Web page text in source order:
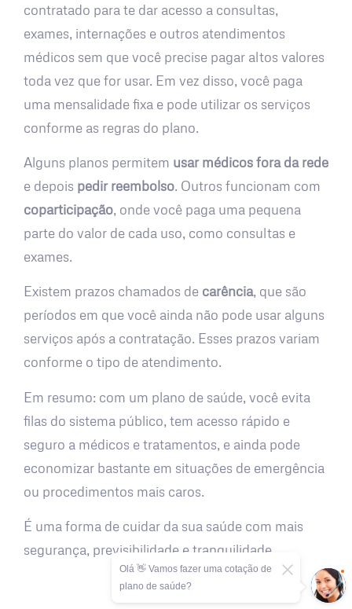
contratado para te dar acesso a consultas,
exames, internações e outros atendimentos
médicos sem que você precise pagar altos valores
toda vez que for usar. Em vez disso, você paga
uma mensalidade fixa e pode utilizar os serviços
conforme as regras do plano.
Alguns planos permitem usar médicos fora da rede
e depois pedir reembolso. Outros funcionam com
coparticipação, onde você paga uma pequena
parte do valor de cada uso, como consultas e
exames.
Existem prazos chamados de carência, que são
períodos em que você ainda não pode usar alguns
serviços após a contratação. Esses prazos variam
conforme o tipo de atendimento.
Em resumo: com um plano de saúde, você evita
filas do sistema público, tem acesso rápido e
seguro a médicos e tratamentos, e ainda pode
economizar bastante em situações de emergência
ou procedimentos mais caros.
É uma forma de cuidar da sua saúde com mais
segurança, previsibilidade e tranquilidade.
Olá 👋 Vamos fazer uma cotação de
plano de saúde?